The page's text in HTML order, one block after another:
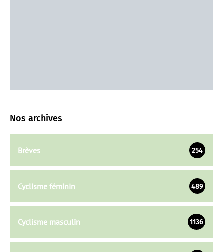
Nos archives
Brèves 254
Cyclisme féminin 489
Cyclisme masculin 1136